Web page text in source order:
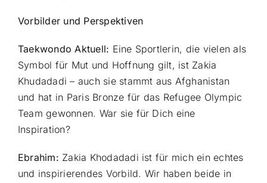
Vorbilder und Perspektiven
Taekwondo Aktuell: Eine Sportlerin, die vielen als
Symbol für Mut und Hoffnung gilt, ist Zakia
Khudadadi – auch sie stammt aus Afghanistan
und hat in Paris Bronze für das Refugee Olympic
Team gewonnen. War sie für Dich eine
Inspiration?
Ebrahim: Zakia Khodadadi ist für mich ein echtes
und inspirierendes Vorbild. Wir haben beide in